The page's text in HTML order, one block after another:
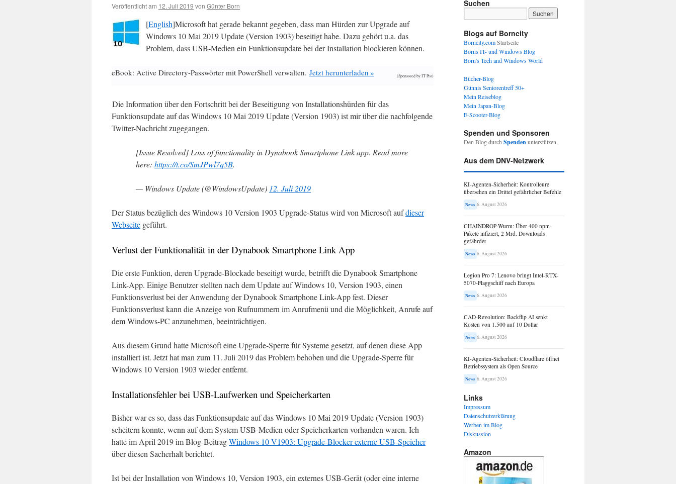
Veröffentlicht am 12. Juli 2019 von Günter Born
[English]Microsoft hat gerade bekannt gegeben, dass man Hürden zur Upgrade auf
Windows 10 Mai 2019 Update (Version 1903) beseitigt habe. Dazu gehört u.a. das
Problem, dass USB-Medien ein Funktionsupdate bei der Installation blockieren können.
eBook: Active Directory-Passwörter mit PowerShell verwalten. Jetzt herunterladen » (Sponsored by IT Pro)
Die Information über den Fortschritt bei der Beseitigung von Installationshürden für das
Funktionsupdate auf das Windows 10 Mai 2019 Update (Version 1903) ist mir über die nachfolgende
Twitter-Nachricht zugegangen.
[Issue Resolved] Loss of functionality in Dynabook Smartphone Link app. Read more
here: https://t.co/SmJPwl7q5B.
— Windows Update (@WindowsUpdate) 12. Juli 2019
Der Status bezüglich des Windows 10 Version 1903 Upgrade-Status wird von Microsoft aufdieser
Webseite geführt.
Verlust der Funktionalität in der Dynabook Smartphone Link App
Die erste Funktion, deren Upgrade-Blockade beseitigt wurde, betrifft die Dynabook Smartphone
Link-App. Einige Benutzer stellten nach dem Update auf Windows 10, Version 1903, einen
Funktionsverlust bei der Anwendung der Dynabook Smartphone Link-App fest. Dieser
Funktionsverlust kann die Anzeige von Rufnummern im Anrufmenü und die Möglichkeit, Anrufe auf
dem Windows-PC anzunehmen, beeinträchtigen.
Aus diesem Grund hatte Microsoft eine Upgrade-Sperre für Systeme gesetzt, auf denen diese App
installiert ist. Jetzt hat man zum 11. Juli 2019 das Problem behoben und die Upgrade-Sperre für
Windows 10 Version 1903 wieder entfernt.
Installationsfehler bei USB-Laufwerken und Speicherkarten
Bisher war es so, dass das Funktionsupdate auf das Windows 10 Mai 2019 Update (Version 1903)
scheitern konnte, wenn auf dem System USB-Medien oder Speicherkarten vorhanden waren. Ich
hatte im April 2019 im Blog-BeitragWindows 10 V1903: Upgrade-Blocker externe USB-Speicher
über diesen Sacherhalt berichtet.
Ist bei der Installation von Windows 10, Version 1903, ein externes USB-Gerät (oder eine interne
Suchen
Blogs auf Borncity
Borncity.comStartseite
Borns IT- und Windows Blog
Born's Tech and Windows World
Bücher-Blog
Günnis Seniorentreff 50+
Mein Reiseblog
Mein Japan-Blog
E-Scooter-Blog
Spenden und Sponsoren
Den Blog durch Spendenunterstützen.
Aus dem DNV-Netzwerk
KI-Agenten-Sicherheit: Kontrolleure
übersehen ein Drittel gefährlicher Befehle
News 6. August 2026
CHAINDROP-Wurm: Über 400 npm-
Pakete infiziert, 2 Mrd. Downloads
gefährdet
News 6. August 2026
Legion Pro 7: Lenovo bringt Intel-RTX-
5070-Flaggschiff nach Europa
News 6. August 2026
CAD-Revolution: Backflip AI senkt
Kosten von 1.500 auf 10 Dollar
News 6. August 2026
KI-Agenten-Sicherheit: Cloudflare öffnet
Betriebssystem als Open Source
News 6. August 2026
Links
Impressum
Datenschutzerklärung
Werben im Blog
Diskussion
Amazon